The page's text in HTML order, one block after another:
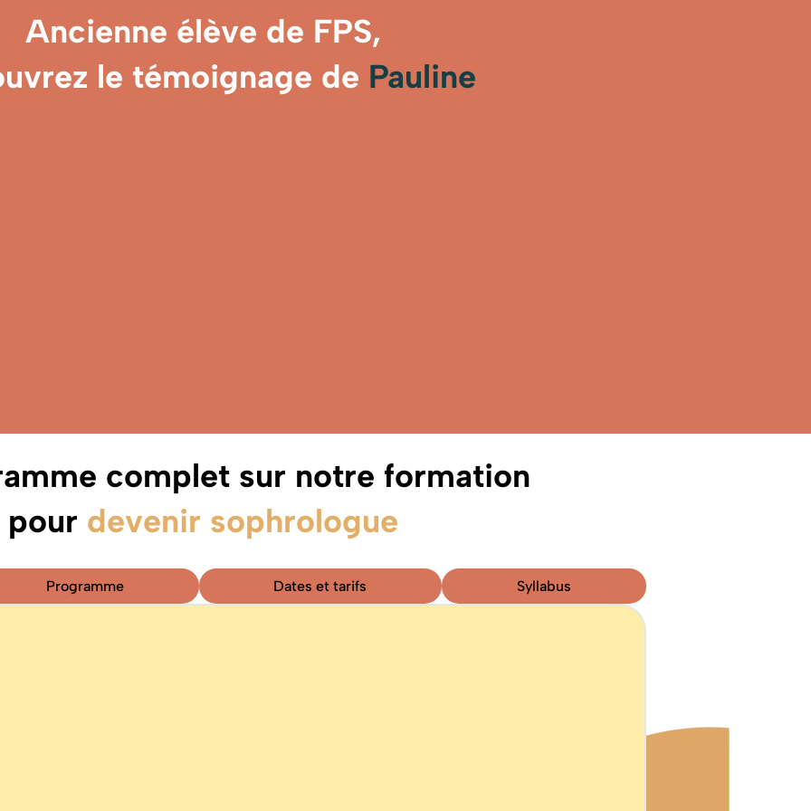
Ancienne élève de FPS,
le témoignage de Pauline
complet sur notre formation
pour devenir sophrologue
Programme Dates et tarifs Syllabus